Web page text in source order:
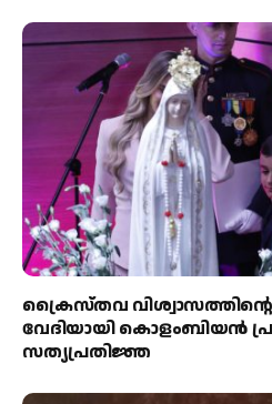
ക്രൈസ്തവ
വേദിയായി കൊളംബിയൻ
സത്യപ്രതിജ്ഞ